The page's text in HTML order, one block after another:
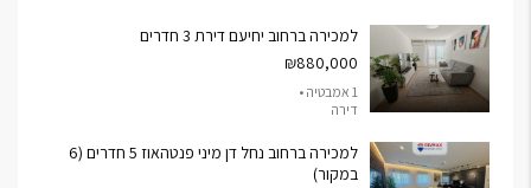
למכירה ברחוב יחיעם דירת 3 חדרים
₪880,000
1 אמבטיה •
דירה
למכירה ברחוב נחל דן מיני פנטהאוז 5 חדרים (6
במקור)